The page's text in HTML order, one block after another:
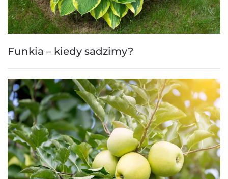
Funkia – kiedy sadzimy?